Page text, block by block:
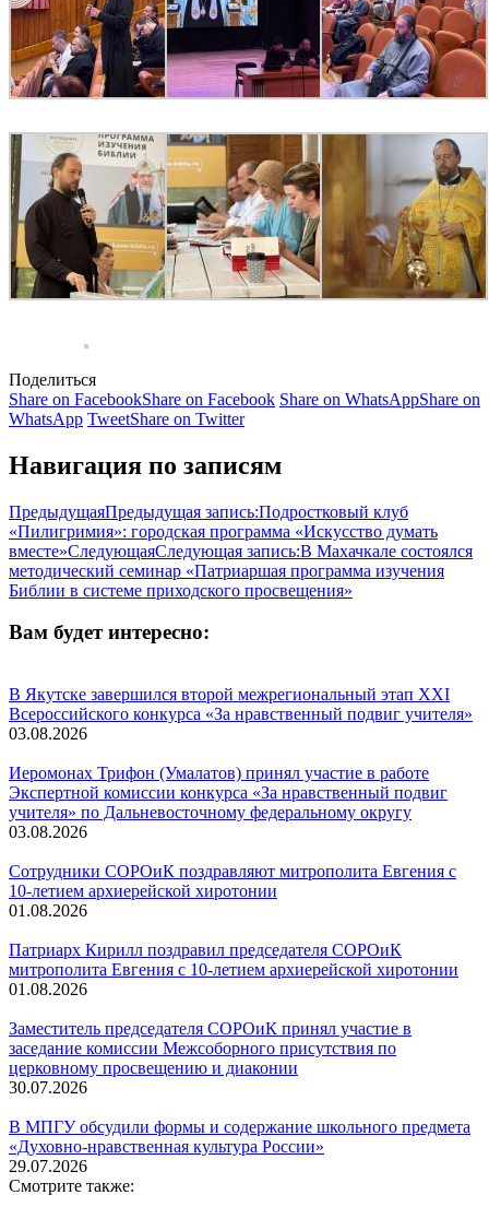
Поделиться
Share on FacebookShare on Facebook Share on WhatsAppShare on
WhatsApp TweetShare on Twitter
Навигация по записям
ПредыдущаяПредыдущая запись:Подростковый клуб
«Пилигримия»: городская программа «Искусство думать
вместе»СледующаяСледующая запись:В Махачкале состоялся
методический семинар «Патриаршая программа изучения
Библии в системе приходского просвещения»
Вам будет интересно:
В Якутске завершился второй межрегиональный этап XXI
Всероссийского конкурса «За нравственный подвиг учителя»
03.08.2026
Иеромонах Трифон (Умалатов) принял участие в работе
Экспертной комиссии конкурса «За нравственный подвиг
учителя» по Дальневосточному федеральному округу
03.08.2026
Сотрудники СОРОиК поздравляют митрополита Евгения с
10-летием архиерейской хиротонии
01.08.2026
Патриарх Кирилл поздравил председателя СОРОиК
митрополита Евгения с 10-летием архиерейской хиротонии
01.08.2026
Заместитель председателя СОРОиК принял участие в
заседание комиссии Межсоборного присутствия по
церковному просвещению и диаконии
30.07.2026
В МПГУ обсудили формы и содержание школьного предмета
«Духовно-нравственная культура России»
29.07.2026
Смотрите также: